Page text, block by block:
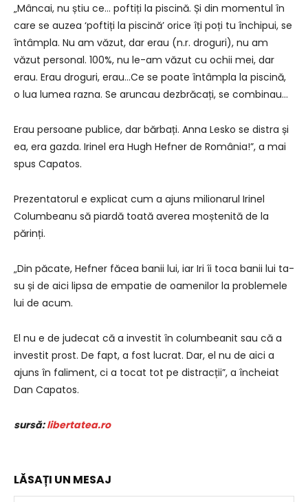
„Mâncai, nu știu ce… poftiți la piscină. Și din momentul în
care se auzea ‘poftiți la piscină’ orice îți poți tu închipui, se
întâmpla. Nu am văzut, dar erau (n.r. droguri), nu am
văzut personal. 100%, nu le-am văzut cu ochii mei, dar
erau. Erau droguri, erau…Ce se poate întâmpla la piscină,
o lua lumea razna. Se aruncau dezbrăcați, se combinau…
Erau persoane publice, dar bărbați. Anna Lesko se distra și
ea, era gazda. Irinel era Hugh Hefner de România!”, a mai
spus Capatos.
Prezentatorul e explicat cum a ajuns milionarul Irinel
Columbeanu să piardă toată averea moștenită de la
părinți.
„Din păcate, Hefner făcea banii lui, iar Iri îi toca banii lui ta-
su și de aici lipsa de empatie de oamenilor la problemele
lui de acum.
El nu e de judecat că a investit în columbeanit sau că a
investit prost. De fapt, a fost lucrat. Dar, el nu de aici a
ajuns în faliment, ci a tocat tot pe distracții”, a încheiat
Dan Capatos.
sursă:libertatea.ro
LĂSAȚI UN MESAJ